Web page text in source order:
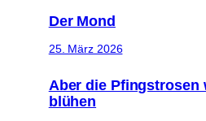
Der Mond
25. März 2026
Aber die Pfingstrosen
blühen